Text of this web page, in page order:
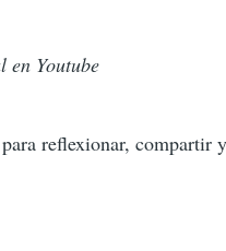
en Youtube
reflexionar, compartir